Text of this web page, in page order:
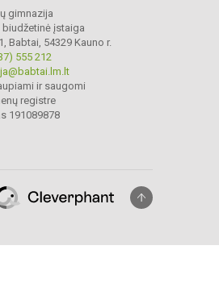
gimnazija
įstaiga
Babtai, 54329 Kauno r.
555 212
ir saugomi
registre
191089878